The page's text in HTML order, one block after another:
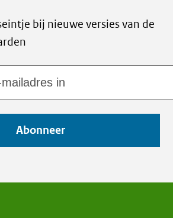
bij nieuwe versies van de
Abonneer